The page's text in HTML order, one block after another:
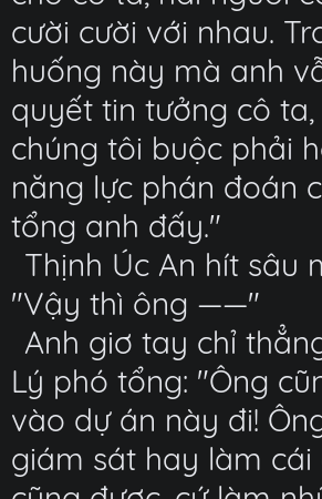
cười cười với nhau.
huống này mà anh
quyết tin tưởng cô
chúng tôi buộc phải
năng lực phán đoán
tổng anh đấy."
Thịnh Úc An hít sâu
"Vậy thì ông ——"
Anh giơ tay chỉ
Lý phó tổng: "Ông
vào dự án này đi!
giám sát hay làm cái